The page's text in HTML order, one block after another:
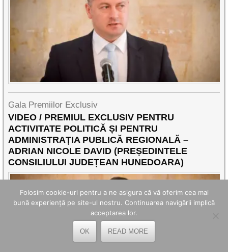
Gala Premiilor Exclusiv
VIDEO / PREMIUL EXCLUSIV PENTRU
ACTIVITATE POLITICĂ ȘI PENTRU
ADMINISTRAȚIA PUBLICĂ REGIONALĂ –
ADRIAN NICOLE DAVID (PREȘEDINTELE
CONSILIULUI JUDEȚEAN HUNEDOARA)
Folosim cookie-uri pentru a ne asigura că vă oferim cea mai
bună experiență pe site-ul nostru. Continuarea navigării implică
acceptarea lor.
OK READ MORE